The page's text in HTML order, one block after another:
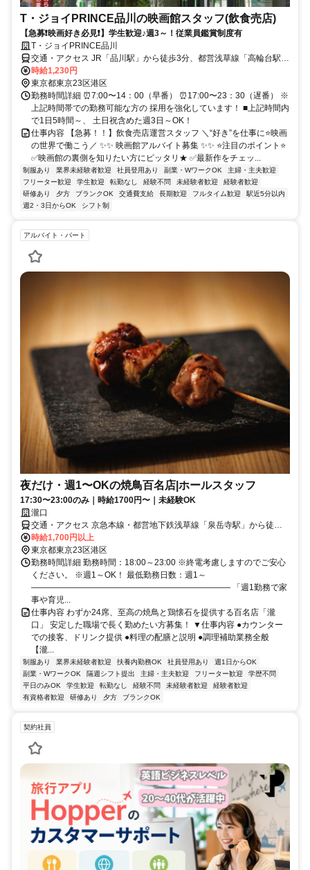
T・ジョイPRINCE品川の映画館スタッフ(飲食売店)
【急募❗映画好き必見❗】学生歓迎♪週3～！従業員鑑賞制度有
T・ジョイPRINCE品川
交通・アクセス JR「品川駅」から徒歩3分、都営浅草線「高輪台駅」
から徒歩12分、JR「高輪ゲートウェイ駅」から徒歩16分、「品川駅
高輪口」バス停から徒歩4分
時給1,230円
東京都東京23区港区
勤務時間詳細 ⏰7:00〜14：00（早番） ⏰17:00〜23：30（遅番） ※
上記時間帯での勤務可能な方の 採用を強化しています！ ■上記時間内
で1日5時間～、 土日祝含めた週3日～OK！
仕事内容 【急募！！】飲食売店運営スタッフ ＼“好き”を仕事に⭐映画
の世界で働こう／ ✨✨ 映画館アルバイト募集 ✨✨ ⭐注目のポイント⭐
✅映画館の裏側を知りたい方にピッタリ★ ✅最新作をチェッ...
制服あり 業界未経験者歓迎 社員登用あり 副業・WワークOK
主婦・主夫歓迎
フリーター歓迎
学生歓迎 転勤なし 経験不問 未経験者歓迎
経験者歓迎
研修あり
夕方 ブランクOK 交通費支給 長期歓迎 フルタイム歓迎
駅近5分以内
週2・3日からOK
シフト制
アルバイト・パート
夜だけ・週1〜OKの焼鳥百名店|ホールスタッフ
17:30〜23:00のみ｜時給1700円〜｜未経験OK
瀧口
交通・アクセス 京急本線・都営地下鉄浅草線「泉岳寺駅」から徒歩1
分、JR山手線・JR京浜東北線「高輪ゲートウェイ駅」から徒歩2分
時給1,700円以上
東京都東京23区港区
勤務時間詳細 勤務時間：18:00～23:00 ※終電考慮しますのでご安心
ください。 ※週1～OK！ 最低勤務日数：週1～
―――――――――――――――――――――――― 「週1勤務で家
事や育児...
仕事内容 わずか24席、至高の焼鳥と鶏懐石を提供する百名店「瀧
口」 安定した職場で長く勤めたい方募集！ ▼仕事内容 ●カウンター
での接客、ドリンク提供 ●料理の配膳と説明 ●調理補助業務全般
【瀧...
制服あり 業界未経験者歓迎 扶養内勤務OK 社員登用あり
週1日からOK
副業・WワークOK
隔週シフト提出 主婦・主夫歓迎 フリーター歓迎
学歴不問
平日のみOK
学生歓迎 転勤なし 経験不問 未経験者歓迎
経験者歓迎
有資格者歓迎
研修あり 夕方 ブランクOK
契約社員